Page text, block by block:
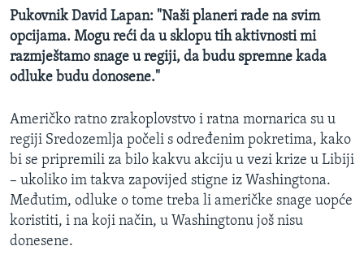
Jezici
Pukovnik David Lapan: "Naši planeri rade na svim
opcijama. Mogu reći da u sklopu tih aktivnosti mi
razmještamo snage u regiji, da budu spremne kada
odluke budu donosene."
Američko ratno zrakoplovstvo i ratna mornarica su u
regiji Sredozemlja počeli s određenim pokretima, kako
bi se pripremili za bilo kakvu akciju u vezi krize u Libiji
– ukoliko im takva zapovijed stigne iz Washingtona.
Međutim, odluke o tome treba li američke snage uopće
koristiti, i na koji način, u Washingtonu još nisu
donesene.